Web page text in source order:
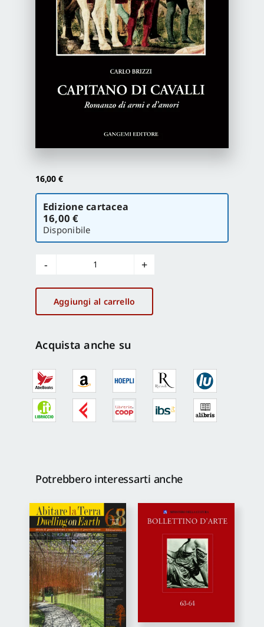
Proposte di pubblicazione
16,00 €
Scegli
versione
Edizione cartacea
16,00 €
Disponibile
Capitano
di
cavalli
quantità
Aggiungi al carrello
Acquista anche su
Potrebbero interessarti anche